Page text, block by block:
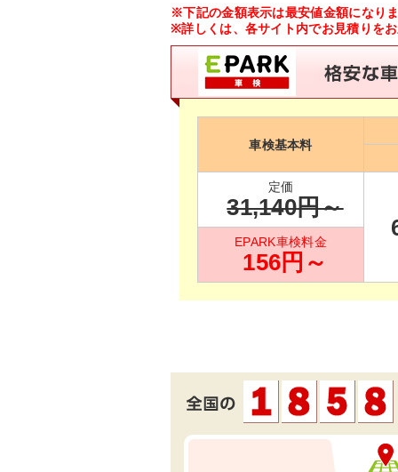
※下記の金額表示は最安値金額になり
※詳しくは、各サイト内でお見積りを
車検基本料
定価
31,140円～
EPARK車検料金
156円～